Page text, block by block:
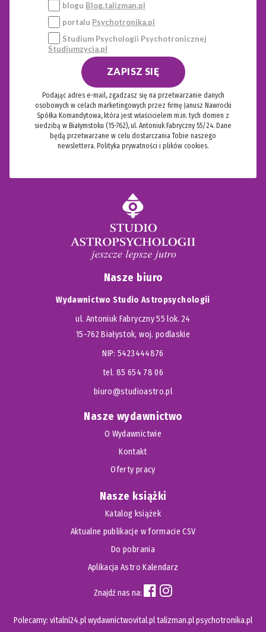
blogu Blog.talizman.pl
portalu Psychotronika.pl
Studium Psychologii Psychotronicznej
Studiumzycia.pl
ZAPISZ SIĘ
Podając adres e-mail, zgadzasz się na przetwarzanie danych
osobowych w celach marketingowych przez firmę Janusz Nawrocki
Spółka Komandytowa, która jest właścicielem m.in. tych domen z
siedzibą w Białymstoku (15-762), ul. Antoniuk Fabryczny 55/24. Dane
będą przetwarzane w celu dostarczania Tobie naszego
newslettera. Polityka prywatności i plików cookies.
Nasze biuro
Wydawnictwo Studio Astropsychologii
ul. Antoniuk Fabryczny 55 lok. 24
15-762 Białystok, woj. podlaskie
NIP: 5423444876
tel. 85 654 78 06
biuro@studioastro.pl
Nasze wydawnictwo
O Wydawnictwie
Kontakt
Oferty pracy
Nasze książki
Katalog książek
Aktualne publikacje w formacie CSV
Do pobrania
Aplikacja Astro Kalendarz
Znajdź nas na:
Polecamy: vitalni24.plwydawnictwovital.pltalizman.plpsychotronika.pl